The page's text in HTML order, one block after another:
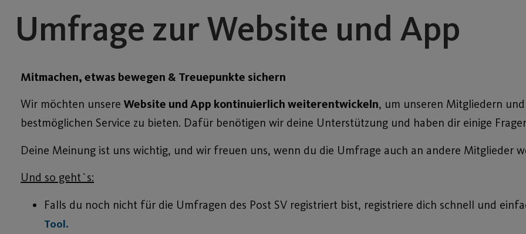
Umfrage zur Website und App
Mitmachen, etwas bewegen & Treuepunkte sichern
Wir möchten unsere Website und App kontinuierlich weiterentwickeln, um unseren Mitgliedern
bestmöglichen Service zu bieten. Dafür benötigen wir deine Unterstützung und haben dir einige
Deine Meinung ist uns wichtig, und wir freuen uns, wenn du die Umfrage auch an andere Mitglieder
Und so geht`s:
Falls du noch nicht für die Umfragen des Post SV registriert bist, registriere dich schnell und
Tool.